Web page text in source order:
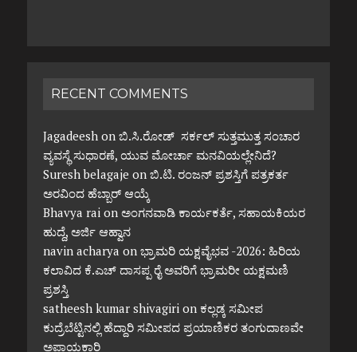
RECENT COMMENTS
Jagadeeshon ಬಿ.ಸಿ.ರೋಡ್ ಸರ್ಕಲ್ ಸುತ್ತಮುತ್ತ ಸಂಚಾರ
ವ್ಯವಸ್ಥೆ ಸುಧಾರಣೆ, ಯುವ ಮೋರ್ಚಾ ಮನವಿಯಲ್ಲೇನಿದೆ?
Suresh belagaje on ಬಿ.ಟಿ. ರಂಜನ್ ಪ್ರಶಸ್ತಿಗೆ ಪತ್ರಕರ್ತ
ಅರವಿಂದ ಹೆಬ್ಬಾರ್ ಆಯ್ಕೆ
Bhavya raion ಅಂಗನವಾಡಿ ಕಾರ್ಯಕರ್ತೆ, ಸಹಾಯಕಿಯರ
ಹುದ್ದೆ, ಅರ್ಜಿ ಆಹ್ವಾನ
navin acharya on ಭ್ರಾಮರಿ ಯಕ್ಷವೈಭವ -2026: ಹಿರಿಯ
ಕಲಾವಿದ ಕೆ.ಎಚ್ ದಾಸಪ್ಪ ರೈ ಅವರಿಗೆ ಭ್ರಾಮರೀ ಯಕ್ಷಮಣಿ
ಪ್ರಶಸ್ತಿ
satheesh kumar shivagirion ಕಲ್ಲಡ್ಕ ಸಮೀಪ
ಕುದ್ರೆಬೆಟ್ಟಿನಲ್ಲಿ ಹೆದ್ದಾರಿ ಸಮೀಪದ ಪ್ರಯಾಣಿಕರ ತಂಗುದಾಣವೇ
ಅಪಾಯಕಾರಿ